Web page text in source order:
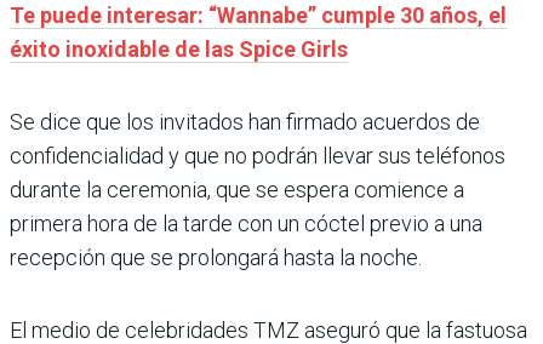
Te puede interesar: “Wannabe” cumple 30 años, el
éxito inoxidable de las Spice Girls
Se dice que los invitados han firmado acuerdos de
confidencialidad y que no podrán llevar sus teléfonos
durante la ceremonia, que se espera comience a
primera hora de la tarde con un cóctel previo a una
recepción que se prolongará hasta la noche.
El medio de celebridades TMZ aseguró que la fastuosa